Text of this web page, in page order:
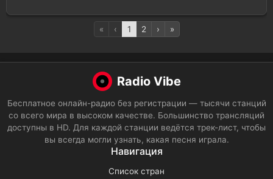
« ‹ 1 2 › »
Radio Vibe
Бесплатное онлайн-радио без регистрации — тысячи станций
со всего мира в высоком качестве. Большинство трансляций
доступны в HD. Для каждой станции ведётся трек-лист, чтобы
вы всегда могли узнать, какая песня играла.
Навигация
Список стран